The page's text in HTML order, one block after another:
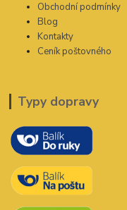
Obchodní podmínky
Blog
Kontakty
Ceník poštovného
Typy dopravy